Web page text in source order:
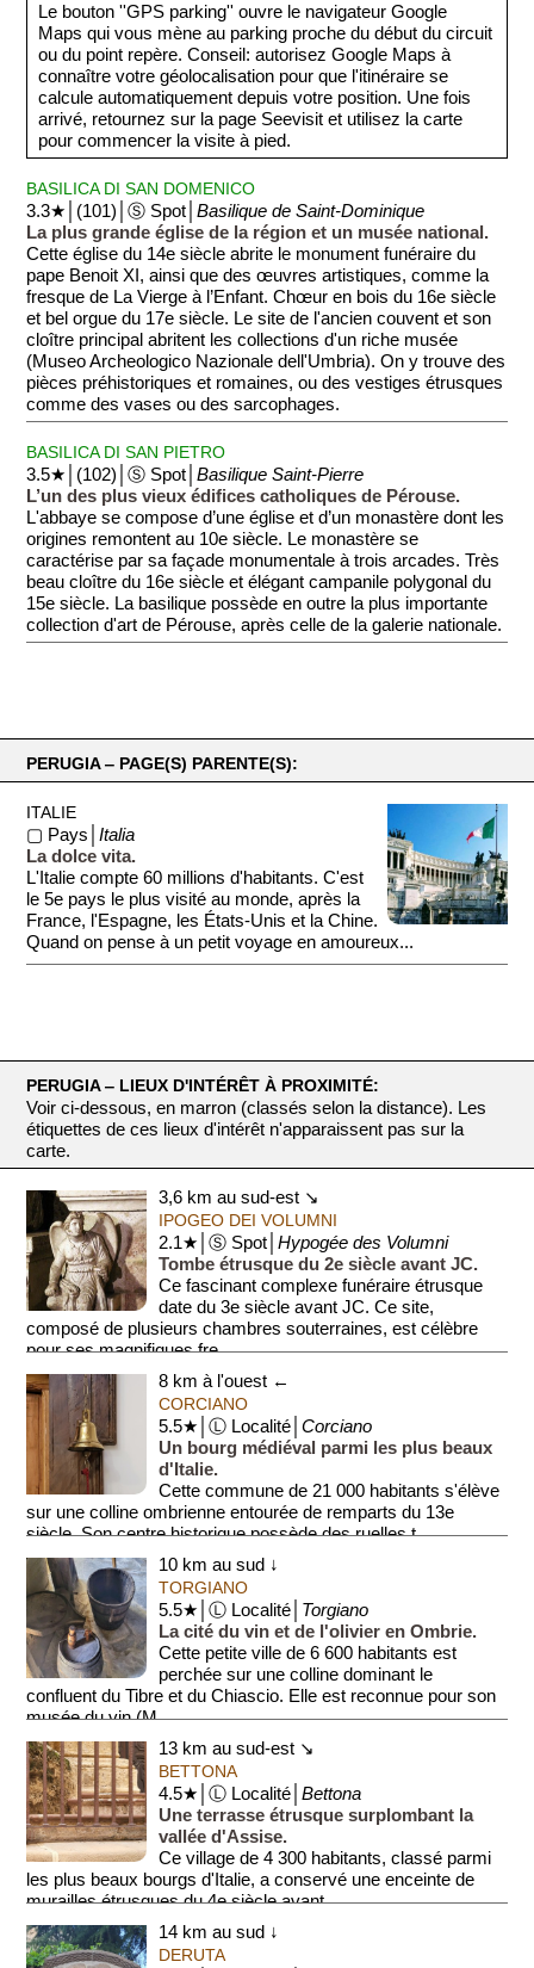
Le bouton ''GPS parking'' ouvre le navigateur Google
Maps qui vous mène au parking proche du début du circuit
ou du point repère. Conseil: autorisez Google Maps à
connaître votre géolocalisation pour que l'itinéraire se
calcule automatiquement depuis votre position. Une fois
arrivé, retournez sur la page Seevisit et utilisez la carte
pour commencer la visite à pied.
BASILICA DI SAN DOMENICO
3.3★│(101)│Ⓢ Spot│Basilique de Saint-Dominique
La plus grande église de la région et un musée national.
Cette église du 14e siècle abrite le monument funéraire du
pape Benoit XI, ainsi que des œuvres artistiques, comme la
fresque de La Vierge à l’Enfant. Chœur en bois du 16e siècle
et bel orgue du 17e siècle. Le site de l'ancien couvent et son
cloître principal abritent les collections d'un riche musée
(Museo Archeologico Nazionale dell'Umbria). On y trouve des
pièces préhistoriques et romaines, ou des vestiges étrusques
comme des vases ou des sarcophages.
BASILICA DI SAN PIETRO
3.5★│(102)│Ⓢ Spot│Basilique Saint-Pierre
L’un des plus vieux édifices catholiques de Pérouse.
L'abbaye se compose d’une église et d’un monastère dont les
origines remontent au 10e siècle. Le monastère se
caractérise par sa façade monumentale à trois arcades. Très
beau cloître du 16e siècle et élégant campanile polygonal du
15e siècle. La basilique possède en outre la plus importante
collection d'art de Pérouse, après celle de la galerie nationale.
PERUGIA ‒ PAGE(S) PARENTE(S):
ITALIE
▢ Pays│Italia
La dolce vita.
L'Italie compte 60 millions d'habitants. C'est
le 5e pays le plus visité au monde, après la
France, l'Espagne, les États-Unis et la Chine.
Quand on pense à un petit voyage en amoureux...
PERUGIA ‒ LIEUX D'INTÉRÊT À PROXIMITÉ:
Voir ci-dessous, en marron (classés selon la distance). Les
étiquettes de ces lieux d'intérêt n'apparaissent pas sur la
carte.
3,6 km au sud-est ↘
IPOGEO DEI VOLUMNI
2.1★│Ⓢ Spot│Hypogée des Volumni
Tombe étrusque du 2e siècle avant JC.
Ce fascinant complexe funéraire étrusque
date du 3e siècle avant JC. Ce site,
composé de plusieurs chambres souterraines, est célèbre
pour ses magnifiques fre...
8 km à l'ouest ←
CORCIANO
5.5★│Ⓛ Localité│Corciano
Un bourg médiéval parmi les plus beaux
d'Italie.
Cette commune de 21 000 habitants s'élève
sur une colline ombrienne entourée de remparts du 13e
siècle. Son centre historique possède des ruelles t...
10 km au sud ↓
TORGIANO
5.5★│Ⓛ Localité│ Torgiano
La cité du vin et de l'olivier en Ombrie.
Cette petite ville de 6 600 habitants est
perchée sur une colline dominant le
confluent du Tibre et du Chiascio. Elle est reconnue pour son
musée du vin (M...
13 km au sud-est ↘
BETTONA
4.5★│Ⓛ Localité│Bettona
Une terrasse étrusque surplombant la
vallée d'Assise.
Ce village de 4 300 habitants, classé parmi
les plus beaux bourgs d'Italie, a conservé une enceinte de
murailles étrusques du 4e siècle avant ...
14 km au sud ↓
DERUTA